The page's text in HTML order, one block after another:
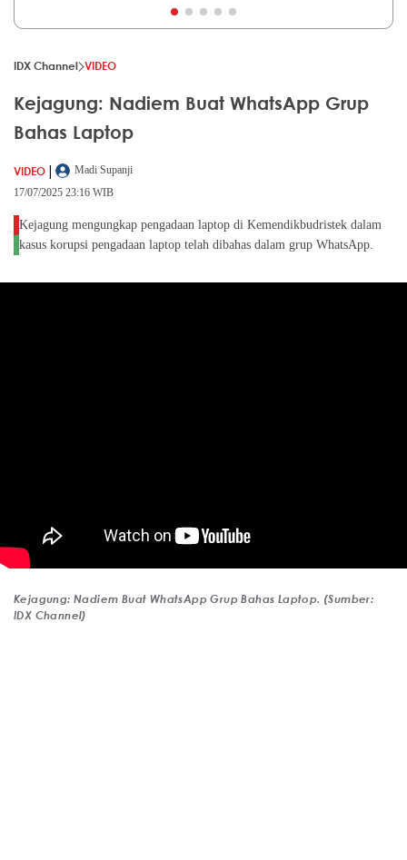
IDX Channel VIDEO
Kejagung: Nadiem Buat WhatsApp Grup
Bahas Laptop
VIDEO |
Madi Supanji
17/07/2025 23:16 WIB
Kejagung mengungkap pengadaan laptop di Kemendikbudristek dalam
kasus korupsi pengadaan laptop telah dibahas dalam grup WhatsApp.
Kejagung: Nadiem Buat WhatsApp Grup Bahas Laptop. (Sumber:
IDX Channel)